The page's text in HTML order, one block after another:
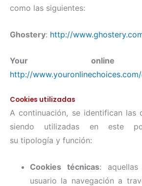
como las siguientes:
Ghostery: http://
Your online
http://
Cookies utilizadas
A continuación, se identifican las
siendo utilizadas en este
su tipología y función:
Cookies técnicas:
usuario la navegación a